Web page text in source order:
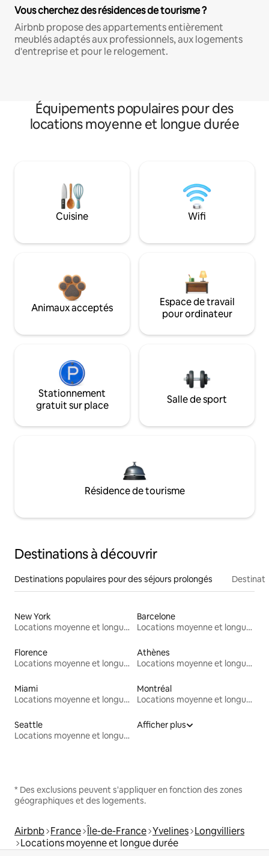
Vous cherchez des résidences de tourisme ?
Airbnb propose des appartements entièrement
meublés adaptés aux professionnels, aux logements
d'entreprise et pour le relogement.
Équipements populaires pour des
locations moyenne et longue durée
Cuisine Wifi
Animaux acceptés
Espace de travail
pour ordinateur
Stationnement
gratuit sur place
Salle de sport
Résidence de tourisme
Destinations à découvrir
Destinations populaires pour des séjours prolongés
New York
Locations moyenne et longue durée
Barcelone
Locations moyenne et longue durée
Florence
Locations moyenne et longue durée
Athènes
Locations moyenne et longue durée
Miami
Locations moyenne et longue durée
Montréal
Locations moyenne et longue durée
Seattle
Locations moyenne et longue durée
Afficher plus
* Des exclusions peuvent s'appliquer en fonction des zones
géographiques et des logements.
Airbnb France Île-de-France Yvelines Longvilliers
Locations moyenne et longue durée